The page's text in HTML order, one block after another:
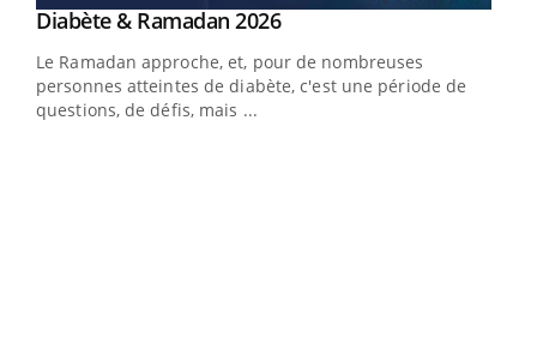
Youtube
Diabète & Ramadan 2026Youtube
Le Ramadan approche, et, pour de nombreuses
personnes atteintes de diabète, c'est une période de
questions, de défis, mais ...
Youtube
Un « jumeau numérique » pour faciliter l’accès
Un établissement lié à un groupe mutualiste innove en
matière de bilan de santé : l'utilisation d'un « jumeau